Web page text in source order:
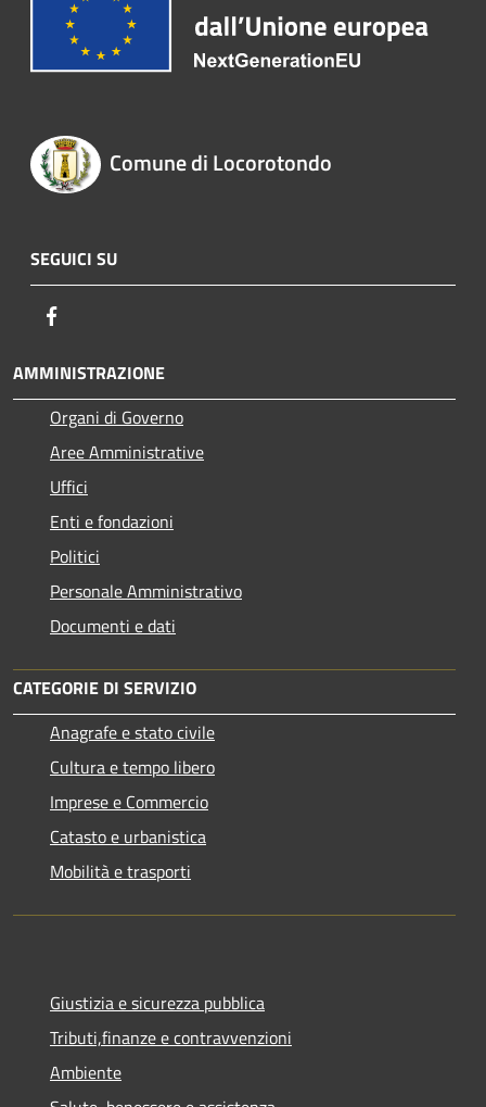
Comune di Locorotondo
SEGUICI SU
AMMINISTRAZIONE
Organi di Governo
Aree Amministrative
Uffici
Enti e fondazioni
Politici
Personale Amministrativo
Documenti e dati
CATEGORIE DI SERVIZIO
Anagrafe e stato civile
Cultura e tempo libero
Imprese e Commercio
Catasto e urbanistica
Mobilità e trasporti
Giustizia e sicurezza pubblica
Tributi,finanze e contravvenzioni
Ambiente